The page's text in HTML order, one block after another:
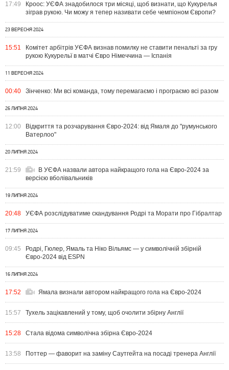
17:49
Кроос: УЄФА знадобилося три місяці, щоб визнати, що Кукурелья
зіграв рукою. Чи можу я тепер називати себе чемпіоном Європи?
23 ВЕРЕСНЯ 2024
15:51
Комітет арбітрів УЄФА визнав помилку не ставити пенальті за гру
рукою Кукурельї в матчі Євро Німеччина — Іспанія
11 ВЕРЕСНЯ 2024
00:40 Зінченко: Ми всі команда, тому перемагаємо і програємо всі разом
26 ЛИПНЯ 2024
12:00
Відкриття та розчарування Євро-2024: від Ямаля до "румунського
Ватерлоо"
20 ЛИПНЯ 2024
21:59
В УЄФА назвали автора найкращого гола на Євро-2024 за
версією вболівальників
19 ЛИПНЯ 2024
20:48 УЄФА розслідуватиме скандування Родрі та Морати про Гібралтар
17 ЛИПНЯ 2024
09:45
Родрі, Гюлер, Ямаль та Ніко Вільямс — у символічній збірній
Євро-2024 від ESPN
16 ЛИПНЯ 2024
17:52 Ямала визнали автором найкращого гола на Євро-2024
15:57 Тухель зацікавлений у тому, щоб очолити збірну Англії
15:28 Стала відома символічна збірна Євро-2024
13:58 Поттер — фаворит на заміну Саутгейта на посаді тренера Англії